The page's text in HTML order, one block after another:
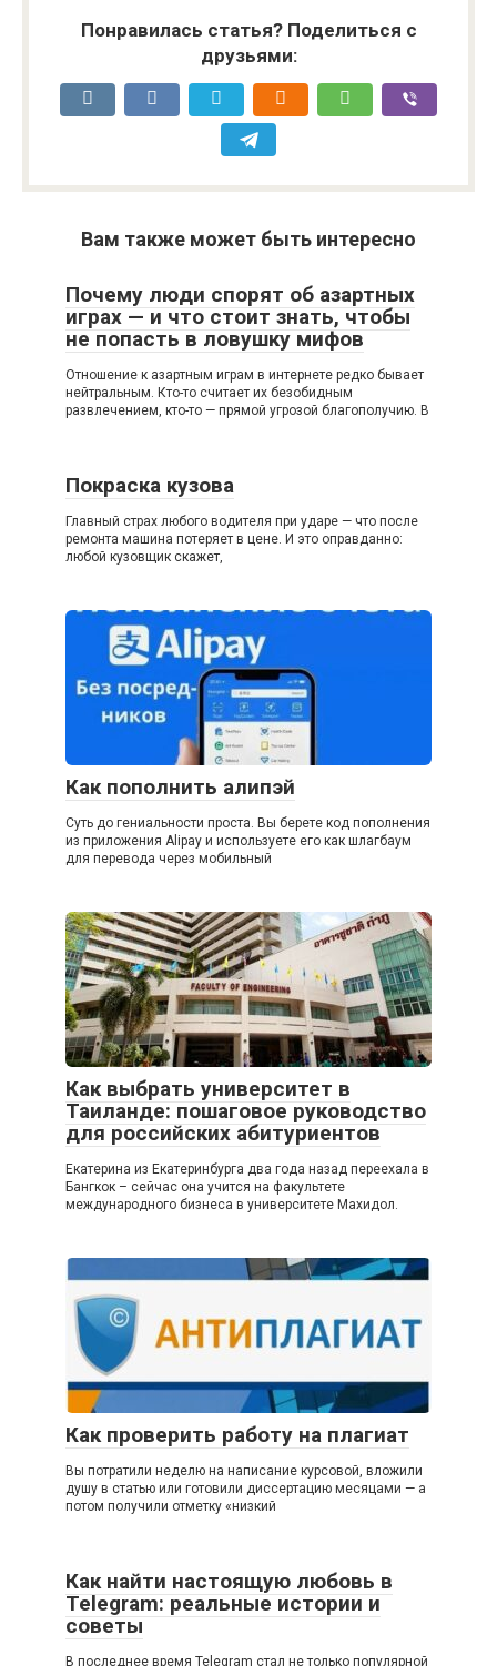
Понравилась статья? Поделиться с
друзьями:
Вам также может быть интересно
Почему люди спорят об азартных
играх — и что стоит знать, чтобы
не попасть в ловушку мифов
Отношение к азартным играм в интернете редко бывает
нейтральным. Кто-то считает их безобидным
развлечением, кто-то — прямой угрозой благополучию. В
Покраска кузова
Главный страх любого водителя при ударе — что после
ремонта машина потеряет в цене. И это оправданно:
любой кузовщик скажет,
Как пополнить алипэй
Суть до гениальности проста. Вы берете код пополнения
из приложения Alipay и используете его как шлагбаум
для перевода через мобильный
Как выбрать университет в
Таиланде: пошаговое руководство
для российских абитуриентов
Екатерина из Екатеринбурга два года назад переехала в
Бангкок – сейчас она учится на факультете
международного бизнеса в университете Махидол.
Как проверить работу на плагиат
Вы потратили неделю на написание курсовой, вложили
душу в статью или готовили диссертацию месяцами — а
потом получили отметку «низкий
Как найти настоящую любовь в
Telegram: реальные истории и
советы
В последнее время Telegram стал не только популярной